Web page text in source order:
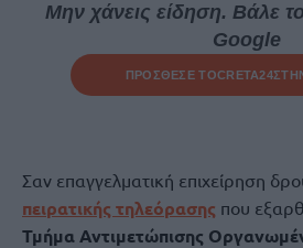
Μην χάνεις είδηση. Βάλε το
Google
ΠΡΟΣΘΕΣΕ ΤΟCRETA24
Σαν επαγγελματική επιχείρηση
πειρατικής τηλεόρασης που
Τμήμα Αντιμετώπισης